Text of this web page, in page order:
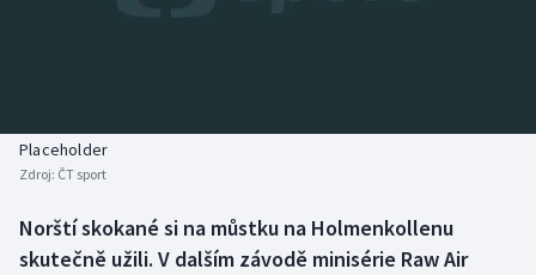
Basketbal
Boby a skeleton
Aplikace ČT sport
Placeholder
Zdroj: ČT sport
Norští skokané si na můstku na Holmenkollenu
skutečně užili. V dalším závodě minisérie Raw Air